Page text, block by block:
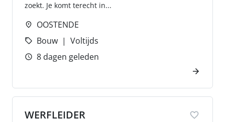
zoekt. Je komt terecht in...
OOSTENDE
Bouw
Voltijds
8 dagen geleden
WERFLEIDER